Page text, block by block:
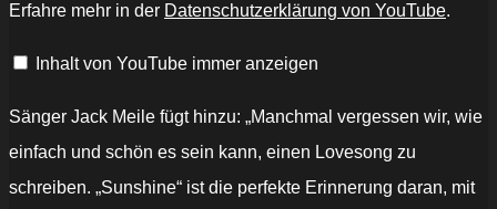
Sunshine
Video)“
anzeigen
Erfahre mehr in der Datenschutzerklärung von YouTube.
Inhalt von YouTube immer anzeigen
Sänger Jack Meile fügt hinzu: „Manchmal vergessen wir, wie
einfach und schön es sein kann, einen Lovesong zu
schreiben. „Sunshine“ ist die perfekte Erinnerung daran, mit